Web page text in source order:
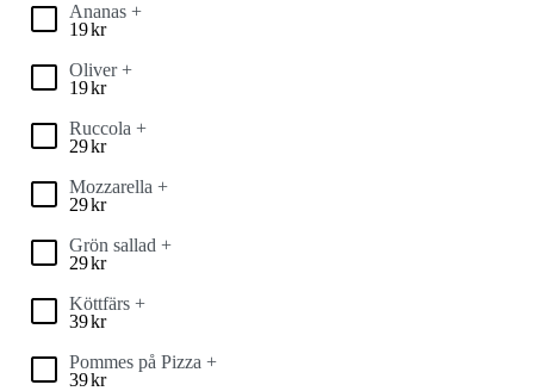
Ananas +
19kr
Oliver +
19kr
Ruccola +
29kr
Mozzarella +
29kr
Grön sallad +
29kr
Köttfärs +
39kr
Pommes på Pizza +
39kr